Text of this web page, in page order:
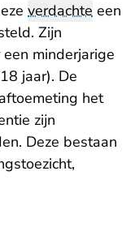
verdachte een
Zijn
minderjarige
jaar). De
het
zijn
Deze bestaan